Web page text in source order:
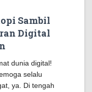
Sambil
Digital
dunia digital!
selalu
ya. Di tengah